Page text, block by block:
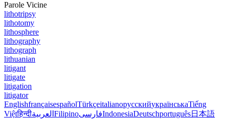
Parole Vicine
lithotripsy
lithotomy
lithosphere
lithography
lithograph
lithuanian
litigant
litigate
litigation
litigator
EnglishfrançaisespañolTürkçeitalianoрусскийукраїнськаTiếng
Việtहिन्दीالعربية FilipinoفارسیIndonesiaDeutschportuguês日本語